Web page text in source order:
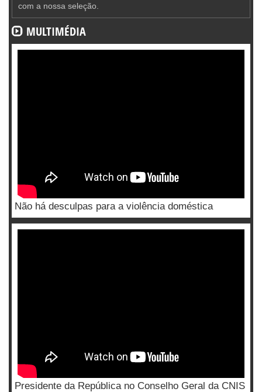
com a nossa seleção.
MULTIMÉDIA
Não há desculpas para a violência doméstica
Presidente da República no Conselho Geral da CNIS